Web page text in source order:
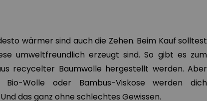
wärmer sind auch die Zehen. Beim Kauf solltest
umweltfreundlich erzeugt sind. So gibt es zum
recycelter Baumwolle hergestellt werden. Aber
Bio-Wolle oder Bambus-Viskose werden dich
das ganz ohne schlechtes Gewissen.